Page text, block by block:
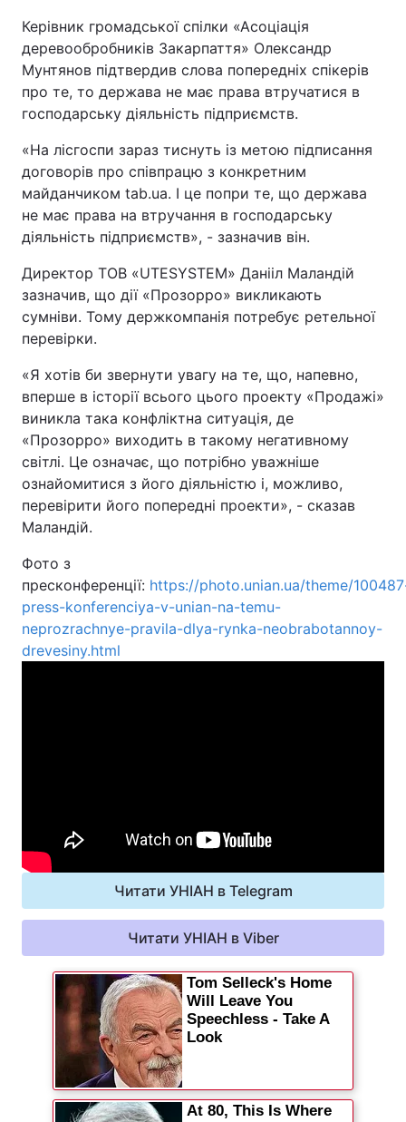
Керівник громадської спілки «Асоціація
деревообробників Закарпаття» Олександр
Мунтянов підтвердив слова попередніх спікерів
про те, то держава не має права втручатися в
господарську діяльність підприємств.
«На лісгоспи зараз тиснуть із метою підписання
договорів про співпрацю з конкретним
майданчиком tab.ua. І це попри те, що держава
не має права на втручання в господарську
діяльність підприємств», - зазначив він.
Директор ТОВ «UTESYSTEM» Данііл Маландій
зазначив, що дії «Прозорро» викликають
сумніви. Тому держкомпанія потребує ретельної
перевірки.
«Я хотів би звернути увагу на те, що, напевно,
вперше в історії всього цього проекту «Продажі»
виникла така конфліктна ситуація, де
«Прозорро» виходить в такому негативному
світлі. Це означає, що потрібно уважніше
ознайомитися з його діяльністю і, можливо,
перевірити його попередні проекти», - сказав
Маландій.
Фото з
пресконференції: https://photo.unian.ua/theme/
press-konferenciya-v-unian-na-temu-
neprozrachnye-pravila-dlya-rynka-neobrabotannoy-
drevesiny.html
Читати УНІАН в Telegram
Читати УНІАН в Viber